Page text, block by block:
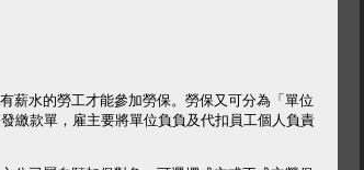
薪水的勞工才能參加勞保。勞保又可分為「單位
發繳款單，雇主要將單位負負及代扣員工個人負責